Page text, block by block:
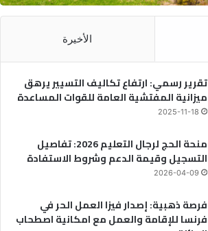
الأخيرة
تقرير رسمي: ارتفاع تكاليف التسيير يرهق
ميزانية المفتشية العامة للقوات المساعدة
2025-11-18
منحة الحج لرجال التعليم 2026: تفاصيل
التسجيل وقيمة الدعم وشروط الاستفادة
2026-04-09
فرصة ذهبية: إصدار فيزا العمل الحر في
فرنسا للإقامة والعمل مع امكانية اصطحاب